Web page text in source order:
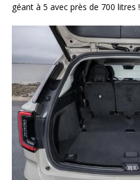
géant à 5 avec près de 700 litres !